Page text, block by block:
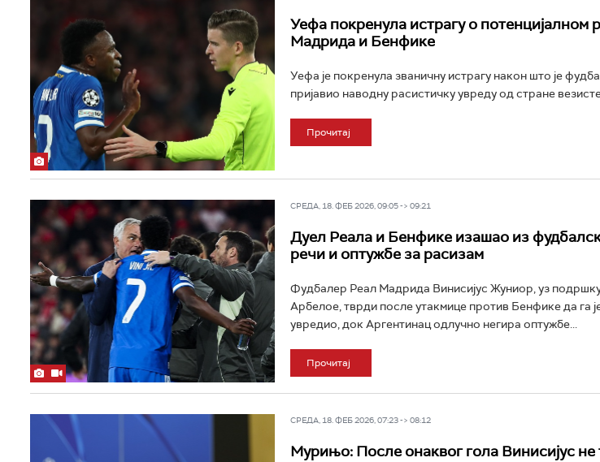
Уефа покренула истрагу о потенцијалном
Мадрида и Бенфике
Уефа је покренула званичну истрагу након што је
пријавио наводну расистичку увреду од стране
Прочитај
СРЕДА, 18. ФЕБ 2026, 09:05 -> 09:21
Дуел Реала и Бенфике изашао из
речи и оптужбе за расизам
Фудбалер Реал Мадрида Винисијус Жуниор, уз
Арбелое, тврди после утакмице против Бенфике да га
увредио, док Аргентинац одлучно негира оптужбе...
Прочитај
СРЕДА, 18. ФЕБ 2026, 07:23 -> 08:12
Мурињо: После онаквог гола Винисијус не